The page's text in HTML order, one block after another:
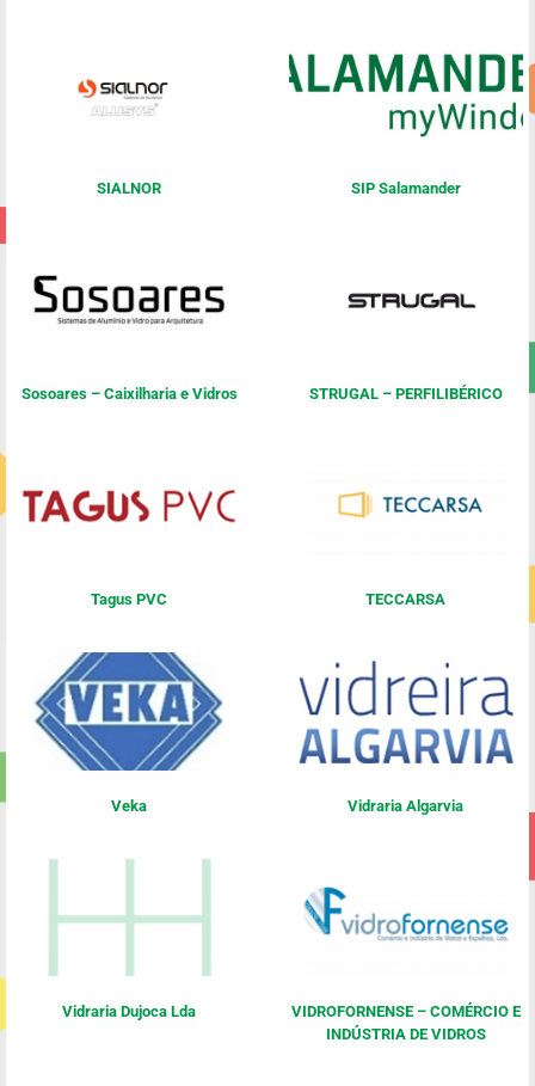
SIALNOR SIP Salamander
Sosoares – Caixilharia e Vidros STRUGAL – PERFILIBÉRICO
Tagus PVC TECCARSA
Veka Vidraria Algarvia
Vidraria Dujoca Lda
VIDROFORNENSE – COMÉRCIO E
INDÚSTRIA DE VIDROS